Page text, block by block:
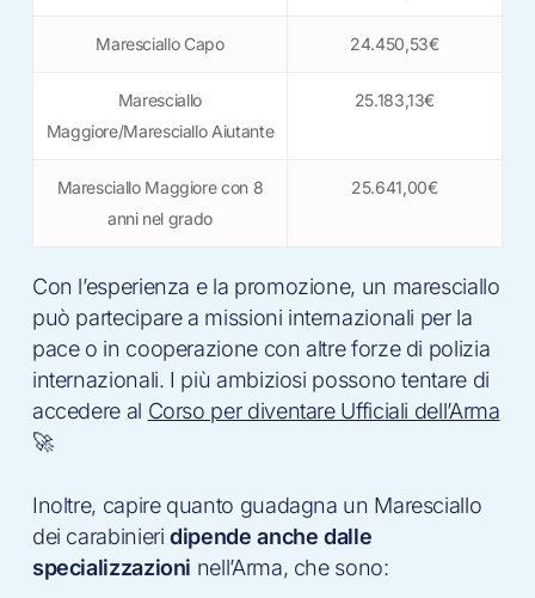
Maresciallo Capo 24.450,53€
Maresciallo
Maggiore/Maresciallo Aiutante
25.183,13€
Maresciallo Maggiore con 8
anni nel grado
25.641,00€
Con l’esperienza e la promozione, un maresciallo
può partecipare a missioni internazionali per la
pace o in cooperazione con altre forze di polizia
internazionali. I più ambiziosi possono tentare di
accedere al Corso per diventare Ufficiali dell’Arma
🚀
Inoltre, capire quanto guadagna un Maresciallo
dei carabinieridipende anche dalle
specializzazioni nell’Arma, che sono: